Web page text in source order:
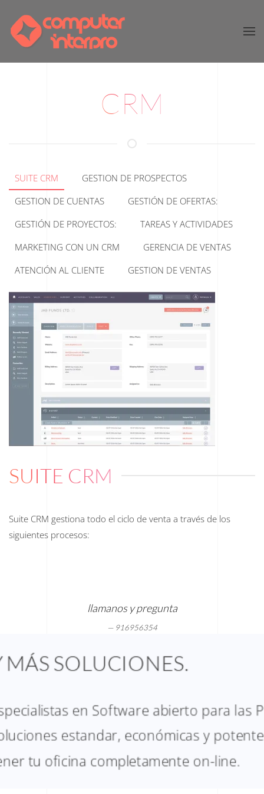
Skip to main content
CRM
SUITE CRM
GESTION DE PROSPECTOS
GESTION DE CUENTAS
GESTIÓN DE OFERTAS:
GESTIÓN DE PROYECTOS:
TAREAS Y ACTIVIDADES
MARKETING CON UN CRM
GERENCIA DE VENTAS
ATENCIÓN AL CLIENTE
GESTION DE VENTAS
SUITE CRM
Suite CRM gestiona todo el ciclo de venta a través de los
siguientes procesos:
llamanos y pregunta
916956354
MÁS SOLUCIONES.
en Software abierto para las
estandar, económicas y
tu oficina completamente on-line.